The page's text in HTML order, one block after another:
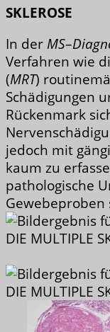
SKLEROSE
In der MS–
Verfahren wie
(MRT)
Schädigungen
Rückenmark
jedoch mit
kaum zu
pathologische